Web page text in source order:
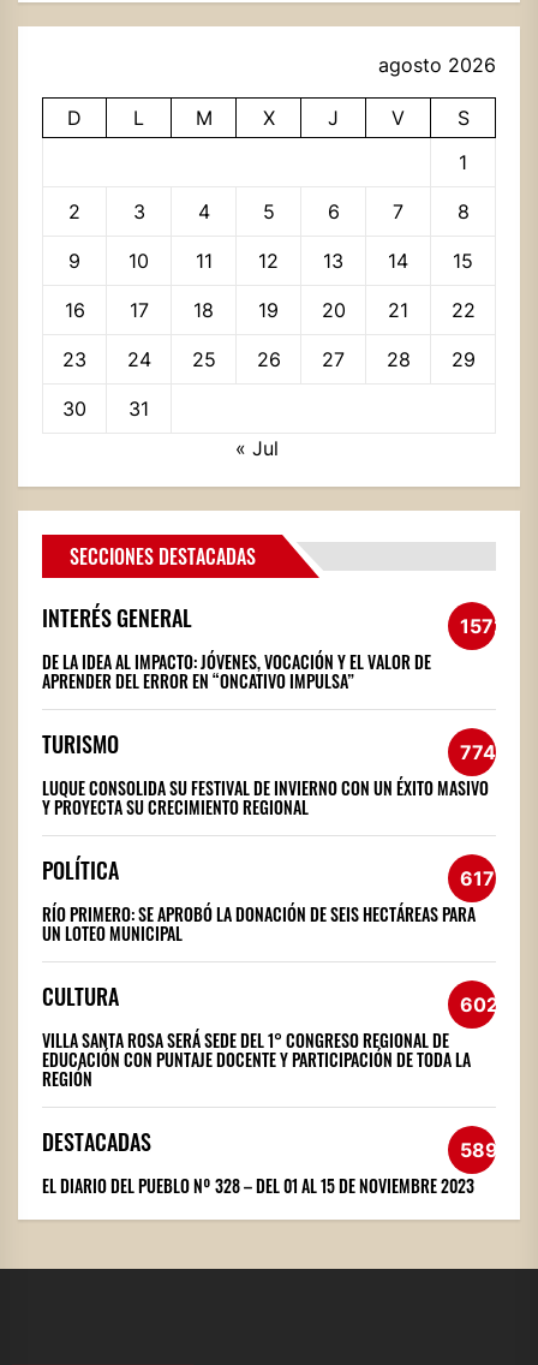
agosto 2026
D L M X J V
S
1
2 3 4 5 6 7 8
9 10 11 12 13 14 15
16 17 18 19 20 21 22
23 24 25 26 27 28 29
30
31
« Jul
SECCIONES DESTACADAS
INTERÉS GENERAL 1572
DE LA IDEA AL IMPACTO: JÓVENES, VOCACIÓN Y EL VALOR DE
APRENDER DEL ERROR EN “ONCATIVO IMPULSA”
TURISMO 774
LUQUE CONSOLIDA SU FESTIVAL DE INVIERNO CON UN ÉXITO MASIVO
Y PROYECTA SU CRECIMIENTO REGIONAL
POLÍTICA 617
RÍO PRIMERO: SE APROBÓ LA DONACIÓN DE SEIS HECTÁREAS PARA
UN LOTEO MUNICIPAL
CULTURA 602
VILLA SANTA ROSA SERÁ SEDE DEL 1° CONGRESO REGIONAL DE
EDUCACIÓN CON PUNTAJE DOCENTE Y PARTICIPACIÓN DE TODA LA
REGIÓN
DESTACADAS 589
EL DIARIO DEL PUEBLO Nº 328 – DEL 01 AL 15 DE NOVIEMBRE 2023